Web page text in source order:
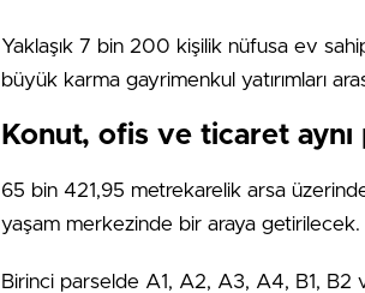
Yaklaşık 7 bin 200 kişilik nüfusa ev
büyük karma gayrimenkul yatırımları
Konut, ofis ve ticaret
65 bin 421,95 metrekarelik arsa
yaşam merkezinde bir araya getirilecek.
Birinci parselde A1, A2, A3, A4, B1,